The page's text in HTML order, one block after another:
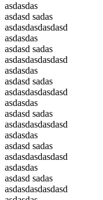
asdasdas
asdasd sadas
asdasdasdasdasd
asdasdas
asdasd sadas
asdasdasdasdasd
asdasdas
asdasd sadas
asdasdasdasdasd
asdasdas
asdasd sadas
asdasdasdasdasd
asdasdas
asdasd sadas
asdasdasdasdasd
asdasdas
asdasd sadas
asdasdasdasdasd